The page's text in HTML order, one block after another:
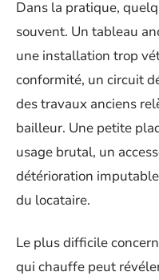
Dans la pratique,
souvent. Un tableau
une installation trop
conformité, un circuit
des travaux anciens
bailleur. Une petite
usage brutal, un
détérioration
du locataire.
Le plus difficile
qui chauffe peut